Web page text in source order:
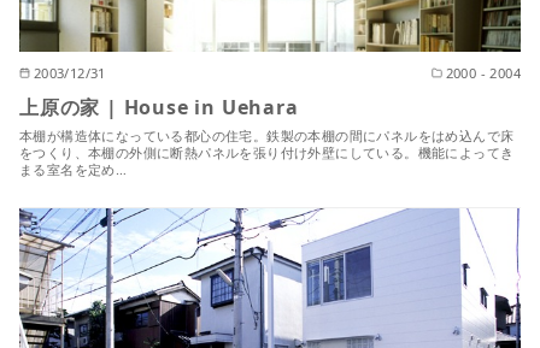
2003/12/31 2000 - 2004
上原の家 | House in Uehara
本棚が構造体になっている都心の住宅。鉄製の本棚の間にパネルをはめ込んで床
をつくり、本棚の外側に断熱パネルを張り付け外壁にしている。機能によってき
まる室名を定め…